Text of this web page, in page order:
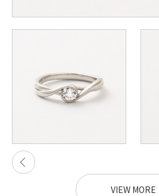
VIEW MORE